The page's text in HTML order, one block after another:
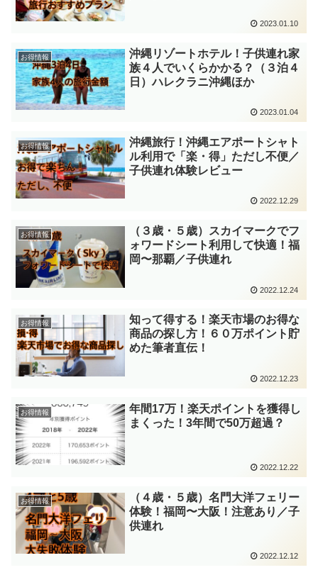
2023.01.10
お得情報
沖縄リゾートホテル！子供連れ家
族４人でいくらかかる？（３泊４
日）ハレクラニ沖縄ほか
2023.01.04
お得情報
沖縄旅行！沖縄エアポートシャト
ル利用で「楽・得」ただし不便／
子供連れ体験レビュー
2022.12.29
お得情報
（３歳・５歳）スカイマークでフ
ォワードシート利用して快適！福
岡〜那覇／子供連れ
2022.12.24
お得情報
知って得する！楽天市場のお得な
商品の探し方！６０万ポイント貯
めた筆者直伝！
2022.12.23
お得情報
年間17万！楽天ポイントを獲得し
まくった！3年間で50万超過？
2022.12.22
お得情報
（４歳・５歳）名門大洋フェリー
体験！福岡〜大阪！注意あり／子
供連れ
2022.12.12